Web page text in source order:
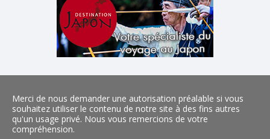
Merci de nous demander une autorisation préalable si vous
souhaitez utiliser le contenu de notre site à des fins autres
qu'un usage privé. Nous vous remercions de votre
compréhension.